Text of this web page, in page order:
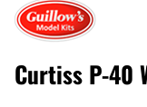
Curtiss P-40